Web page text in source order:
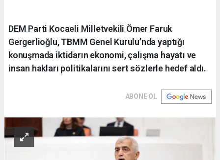
DEM Parti Kocaeli Milletvekili Ömer Faruk
Gergerlioğlu, TBMM Genel Kurulu’nda yaptığı
konuşmada iktidarın ekonomi, çalışma hayatı ve
insan hakları politikalarını sert sözlerle hedef aldı.
ABONE OL